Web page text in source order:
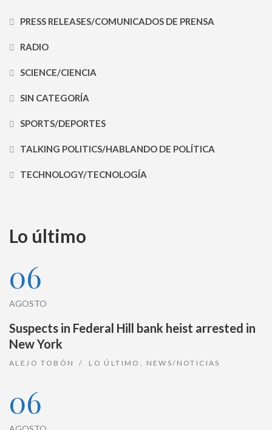
PRESS RELEASES/COMUNICADOS DE PRENSA
RADIO
SCIENCE/CIENCIA
SIN CATEGORÍA
SPORTS/DEPORTES
TALKING POLITICS/HABLANDO DE POLÍTICA
TECHNOLOGY/TECNOLOGÍA
Lo último
06
AGOSTO
Suspects in Federal Hill bank heist arrested in
New York
ALEJO TOBÓN LO ÚLTIMO NEWS/NOTICIAS
06